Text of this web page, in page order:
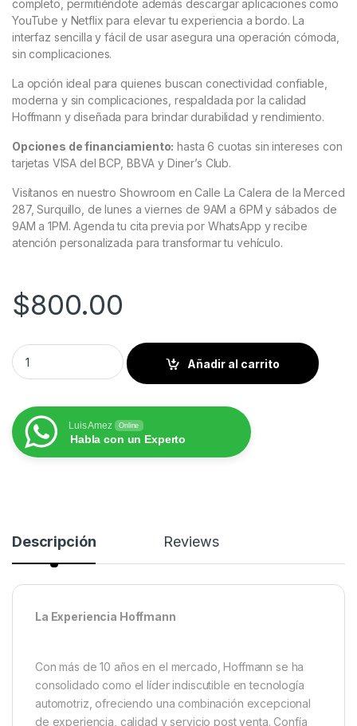
completo, permitiéndote además descargar aplicaciones como
YouTube y Netflix para elevar tu experiencia a bordo. La
interfaz sencilla y fácil de usar asegura una operación cómoda,
sin complicaciones.
La opción ideal para quienes buscan conectividad confiable,
moderna y sin complicaciones, respaldada por la calidad
Hoffmann y diseñada para brindar durabilidad y rendimiento.
Opciones de financiamiento: hasta 6 cuotas sin intereses con
tarjetas VISA del BCP, BBVA y Diner’s Club.
Visítanos en nuestro Showroom en Calle La Calera de la Merced
287, Surquillo, de lunes a viernes de 9AM a 6PM y sábados de
9AM a 1PM. Agenda tu cita previa por WhatsApp y recibe
atención personalizada para transformar tu vehículo.
$800.00
Volkswagen 2018 al 2025 Pantalla Hoffmann Infinity Gold
Añadir al carrito
Luis Amez Online
Habla con un Experto
Descripción Reviews
La Experiencia Hoffmann
Con más de 10 años en el mercado, Hoffmann se ha
consolidado como el líder indiscutible en tecnología
automotriz, ofreciendo una combinación excepcional
de experiencia, calidad y servicio post venta. Confía